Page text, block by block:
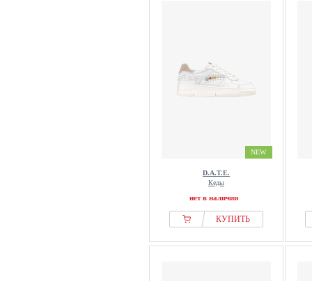
NEW
D.A.T.E.
Кеды
нет в наличии
КУПИТЬ